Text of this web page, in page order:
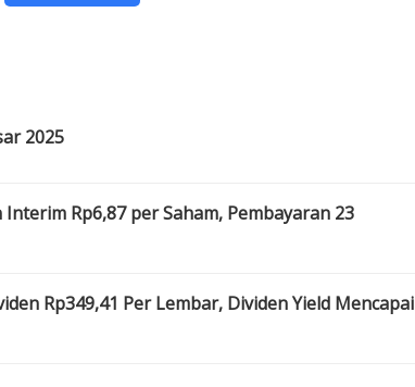
2025
Rp6,87 per Saham, Pembayaran 23
Rp349,41 Per Lembar, Dividen Yield Mencapai